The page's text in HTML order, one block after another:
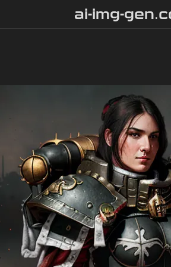
ai-img-